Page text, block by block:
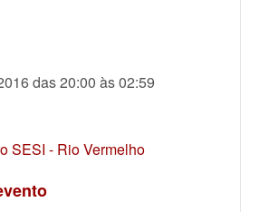
das 20:00 às 02:59
SESI - Rio Vermelho